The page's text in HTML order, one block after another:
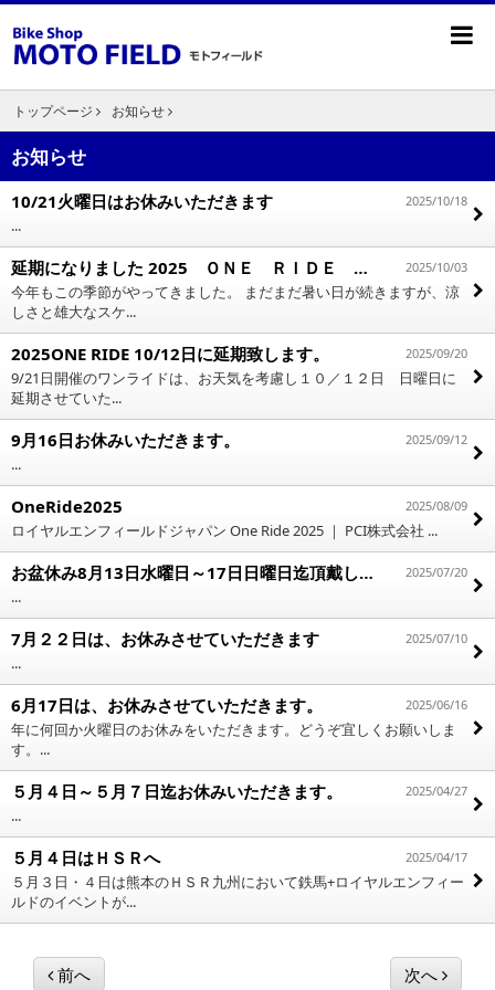
トップページ お知らせ
お知らせ
10/21火曜日はお休みいただきます
...
2025/10/18
延期になりました 2025 ＯＮＥ ＲＩＤＥ のご案内
今年もこの季節がやってきました。 まだまだ暑い日が続きますが、涼
しさと雄大なスケ...
2025/10/03
2025ONE RIDE 10/12日に延期致します。
9/21日開催のワンライドは、お天気を考慮し１０／１２日 日曜日に
延期させていた...
2025/09/20
9月16日お休みいただきます。
...
2025/09/12
OneRide2025
ロイヤルエンフィールドジャパン One Ride 2025 ｜ PCI株式会社 ...
2025/08/09
お盆休み8月13日水曜日～17日日曜日迄頂戴します
...
2025/07/20
7月２２日は、お休みさせていただきます
...
2025/07/10
6月17日は、お休みさせていただきます。
年に何回か火曜日のお休みをいただきます。どうぞ宜しくお願いしま
す。...
2025/06/16
５月４日～５月７日迄お休みいただきます。
...
2025/04/27
５月４日はＨＳＲへ
５月３日・４日は熊本のＨＳＲ九州において鉄馬+ロイヤルエンフィー
ルドのイベントが...
2025/04/17
前へ 次へ